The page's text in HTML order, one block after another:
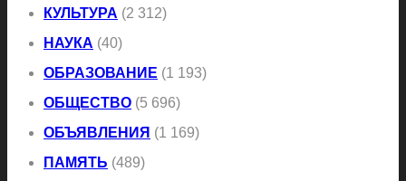
КУЛЬТУРА (2 312)
НАУКА (40)
ОБРАЗОВАНИЕ (1 193)
ОБЩЕСТВО (5 696)
ОБЪЯВЛЕНИЯ (1 169)
ПАМЯТЬ (489)